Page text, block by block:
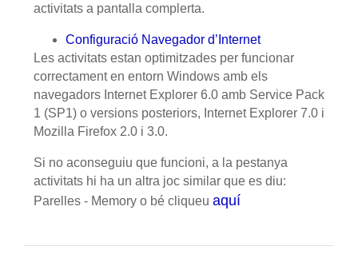
activitats a pantalla complerta.
Configuració Navegador d’Internet
Les activitats estan optimitzades per funcionar
correctament en entorn Windows amb els
navegadors Internet Explorer 6.0 amb Service Pack
1 (SP1) o versions posteriors, Internet Explorer 7.0 i
Mozilla Firefox 2.0 i 3.0.
Si no aconseguiu que funcioni, a la pestanya
activitats hi ha un altra joc similar que es diu:
Parelles - Memory o bé cliqueu aquí